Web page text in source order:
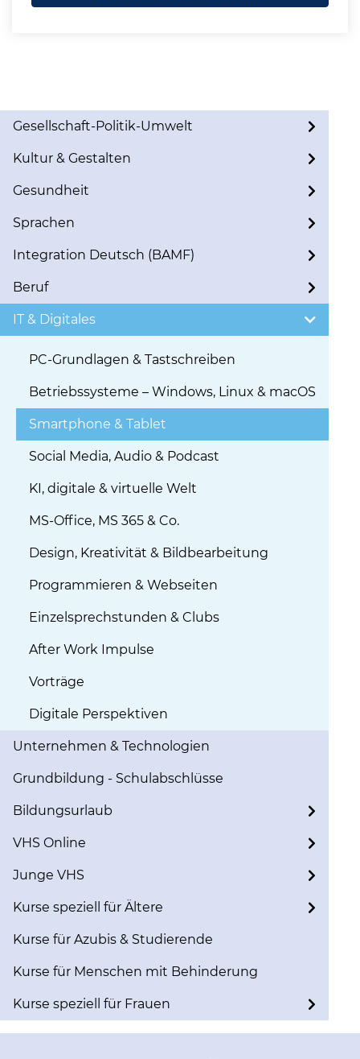
Gesellschaft-Politik-Umwelt
Kultur & Gestalten
Gesundheit
Sprachen
Integration Deutsch (BAMF)
Beruf
IT & Digitales
PC-Grundlagen & Tastschreiben
Betriebssysteme – Windows, Linux & macOS
Smartphone & Tablet
Social Media, Audio & Podcast
KI, digitale & virtuelle Welt
MS-Office, MS 365 & Co.
Design, Kreativität & Bildbearbeitung
Programmieren & Webseiten
Einzelsprechstunden & Clubs
After Work Impulse
Vorträge
Digitale Perspektiven
Unternehmen & Technologien
Grundbildung - Schulabschlüsse
Bildungsurlaub
VHS Online
Junge VHS
Kurse speziell für Ältere
Kurse für Azubis & Studierende
Kurse für Menschen mit Behinderung
Kurse speziell für Frauen